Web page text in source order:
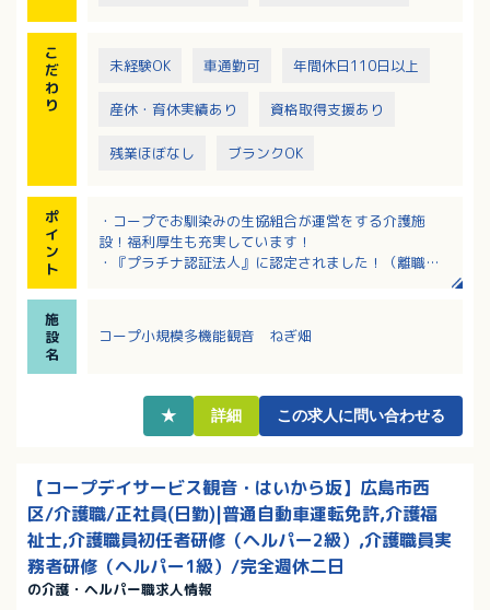
こ
だ
わ
り
未経験OK 車通勤可 年間休日110日以上
産休・育休実績あり 資格取得支援あり
残業ほぼなし ブランクOK
ポ
イ
ン
ト
・コープでお馴染みの生協組合が運営をする介護施
設！福利厚生も充実しています！
・『プラチナ認証法人』に認定されました！（離職率
・マイカー通勤OK、無料駐車場あり！
・資格取得支援や慶弔休暇など様々な福利厚生が充実
施
設
名
コープ小規模多機能観音 ねぎ畑
★ 詳細 この求人に問い合わせる
【コープデイサービス観音・はいから坂】広島市西
区/介護職/正社員(日勤)|普通自動車運転免許,介護福
祉士,介護職員初任者研修（ヘルパー2級）,介護職員実
務者研修（ヘルパー1級）/完全週休二日
の介護・ヘルパー職求人情報